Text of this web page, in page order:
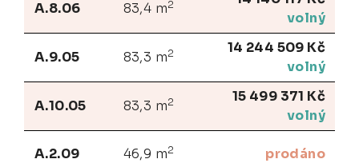
A.8.06 83,4 m2
volný
A.9.05 83,3 m2
14 244 509 Kč
volný
A.10.05 83,3 m2
15 499 371 Kč
volný
A.2.09 46,9 m2 prodáno